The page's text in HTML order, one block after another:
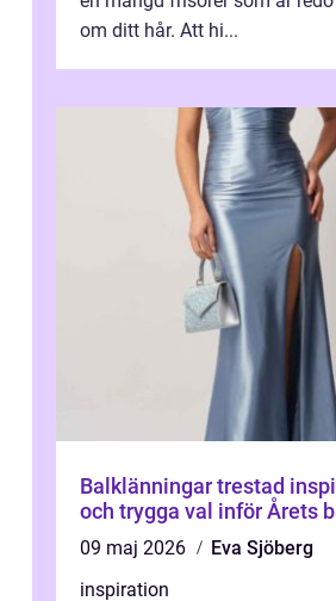
om ditt hår. Att hi...
Balklänningar trestad inspiration, stil
och trygga val inför Årets
09 maj 2026
Eva Sjöberg
inspiration